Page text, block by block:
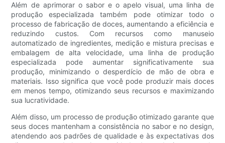
Além de aprimorar o sabor e o apelo visual, uma linha de
produção especializada também pode otimizar todo o
processo de fabricação de doces, aumentando a eficiência e
reduzindo custos. Com recursos como manuseio
automatizado de ingredientes, medição e mistura precisas e
embalagem de alta velocidade, uma linha de produção
especializada pode aumentar significativamente sua
produção, minimizando o desperdício de mão de obra e
materiais. Isso significa que você pode produzir mais doces
em menos tempo, otimizando seus recursos e maximizando
sua lucratividade.
Além disso, um processo de produção otimizado garante que
seus doces mantenham a consistência no sabor e no design,
atendendo aos padrões de qualidade e às expectativas dos